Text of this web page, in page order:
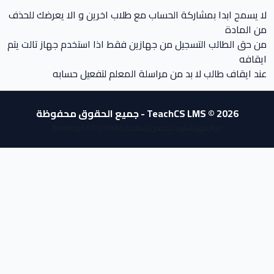
لا يسمح ابدا بمشاركة الحساب مع طلاب اخرين و الا يعرضك للحذف
من المادة
من حق الطالب التسجيل من جهازين فقط اذا استخدم جهاز تالت يتم
ايقافه
عند ايقاف طالب لا بد من مراسلة المعلم لتفعيل حسابه
TeachCS LMS © 2026 - جميع الحقوق محفوظة